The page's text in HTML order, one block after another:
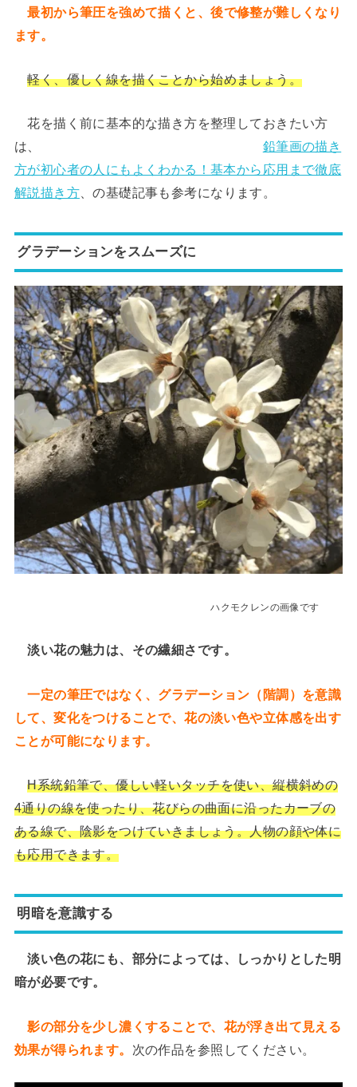
最初から筆圧を強めて描くと、後で修整が難しくなり
ます。
軽く、優しく線を描くことから始めましょう。
花を描く前に基本的な描き方を整理しておきたい方
は、 鉛筆画の描き
方が初心者の人にもよくわかる！基本から応用まで徹底
解説描き方、の基礎記事も参考になります。
グラデーションをスムーズに
ハクモクレンの画像です
淡い花の魅力は、その繊細さです。
一定の筆圧ではなく、グラデーション（階調）を意識
して、変化をつけることで、花の淡い色や立体感を出す
ことが可能になります。
H系統鉛筆で、優しい軽いタッチを使い、縦横斜めの
4通りの線を使ったり、花びらの曲面に沿ったカーブの
ある線で、陰影をつけていきましょう。人物の顔や体に
も応用できます。
明暗を意識する
淡い色の花にも、部分によっては、しっかりとした明
暗が必要です。
影の部分を少し濃くすることで、花が浮き出て見える
効果が得られます。 次の作品を参照してください。